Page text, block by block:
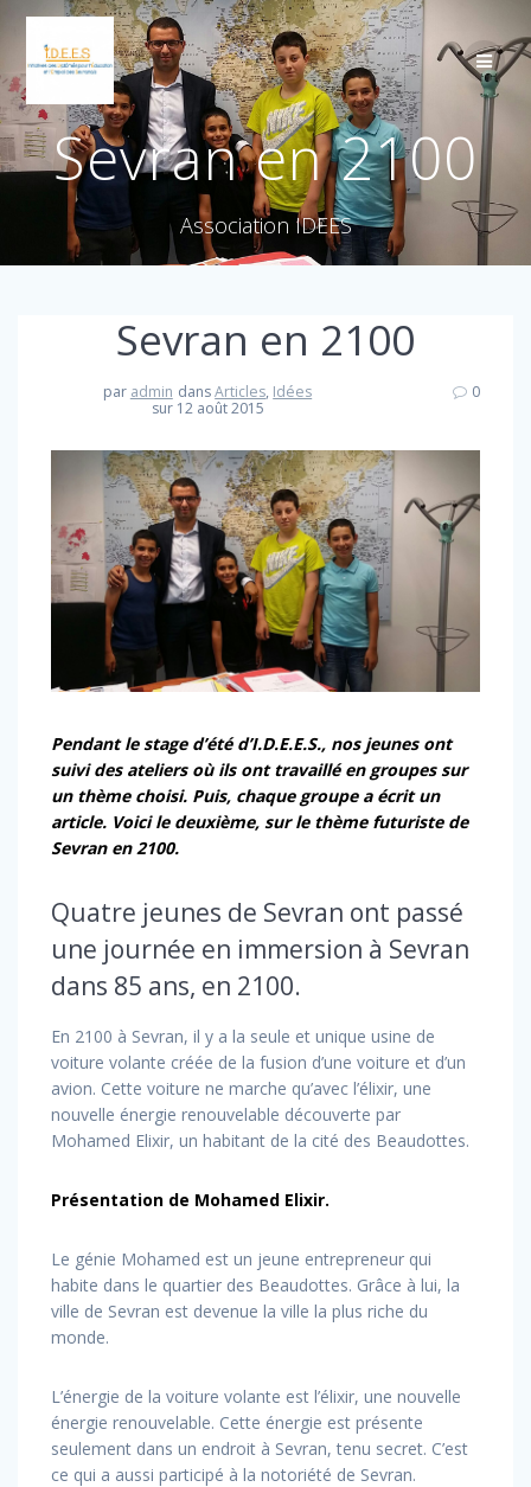
Sevran en 2100
Association IDEES
Sevran en 2100
par admin dansArticles, Idées
sur 12 août 2015
0
Pendant le stage d’été d’I.D.E.E.S., nos jeunes ont
suivi des ateliers où ils ont travaillé en groupes sur
un thème choisi. Puis, chaque groupe a écrit un
article. Voici le deuxième, sur le thème futuriste de
Sevran en 2100.
Quatre jeunes de Sevran ont passé
une journée en immersion à Sevran
dans 85 ans, en 2100.
En 2100 à Sevran, il y a la seule et unique usine de
voiture volante créée de la fusion d’une voiture et d’un
avion. Cette voiture ne marche qu’avec l’élixir, une
nouvelle énergie renouvelable découverte par
Mohamed Elixir, un habitant de la cité des Beaudottes.
Présentation de Mohamed Elixir.
Le génie Mohamed est un jeune entrepreneur qui
habite dans le quartier des Beaudottes. Grâce à lui, la
ville de Sevran est devenue la ville la plus riche du
monde.
L’énergie de la voiture volante est l’élixir, une nouvelle
énergie renouvelable. Cette énergie est présente
seulement dans un endroit à Sevran, tenu secret. C’est
ce qui a aussi participé à la notoriété de Sevran.